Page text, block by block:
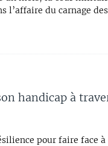
l’affaire du carnage des
handicap à
pour faire face à